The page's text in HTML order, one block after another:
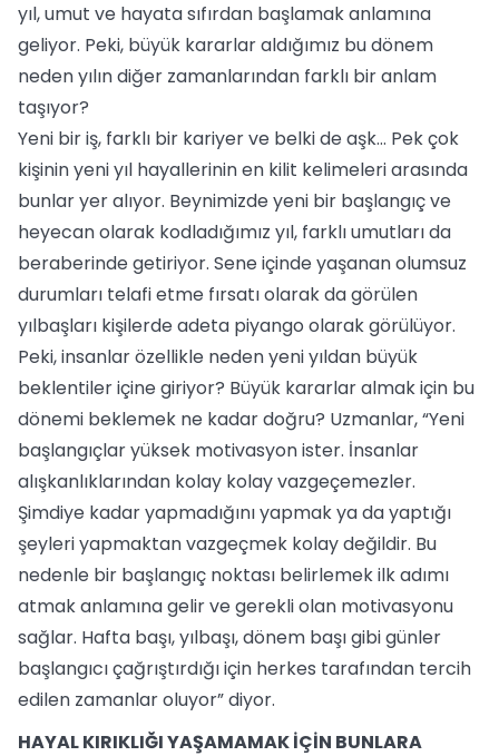
yıl, umut ve hayata sıfırdan başlamak anlamına
geliyor. Peki, büyük kararlar aldığımız bu dönem
neden yılın diğer zamanlarından farklı bir anlam
taşıyor?
Yeni bir iş, farklı bir kariyer ve belki de aşk… Pek çok
kişinin yeni yıl hayallerinin en kilit kelimeleri arasında
bunlar yer alıyor. Beynimizde yeni bir başlangıç ve
heyecan olarak kodladığımız yıl, farklı umutları da
beraberinde getiriyor. Sene içinde yaşanan olumsuz
durumları telafi etme fırsatı olarak da görülen
yılbaşları kişilerde adeta piyango olarak görülüyor.
Peki, insanlar özellikle neden yeni yıldan büyük
beklentiler içine giriyor? Büyük kararlar almak için bu
dönemi beklemek ne kadar doğru? Uzmanlar, “Yeni
başlangıçlar yüksek motivasyon ister. İnsanlar
alışkanlıklarından kolay kolay vazgeçemezler.
Şimdiye kadar yapmadığını yapmak ya da yaptığı
şeyleri yapmaktan vazgeçmek kolay değildir. Bu
nedenle bir başlangıç noktası belirlemek ilk adımı
atmak anlamına gelir ve gerekli olan motivasyonu
sağlar. Hafta başı, yılbaşı, dönem başı gibi günler
başlangıcı çağrıştırdığı için herkes tarafından tercih
edilen zamanlar oluyor” diyor.
HAYAL KIRIKLIĞI YAŞAMAMAK İÇİN BUNLARA